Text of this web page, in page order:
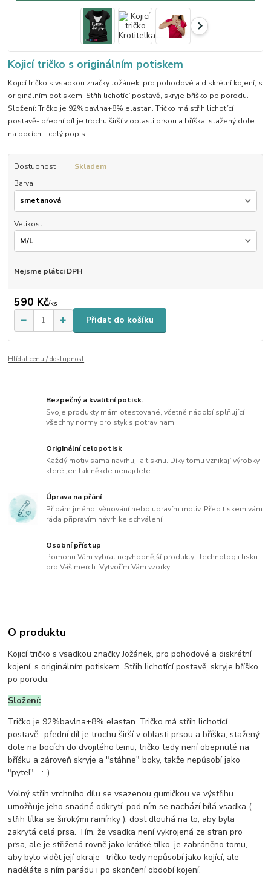
Kojicí tričko s originálním potiskem
Kojicí tričko s vsadkou značky Jožánek, pro pohodové a diskrétní kojení, s
originálním potiskem. Střih lichotící postavě, skryje bříško po porodu.
Složení: Tričko je 92%bavlna+8% elastan. Tričko má střih lichotící
postavě- přední díl je trochu širší v oblasti prsou a bříška, stažený dole
na bocích... celý popis
Dostupnost
Skladem
Barva
Velikost
Nejsme plátci DPH
590 Kč/ks
Přidat do košíku
Hlídat cenu / dostupnost
Bezpečný a kvalitní potisk.
Svoje produkty mám otestované, včetně nádobí splňující
všechny normy pro styk s potravinami
Originální celopotisk
Každý motiv sama navrhuji a tisknu. Díky tomu vznikají výrobky,
které jen tak někde nenajdete.
Úprava na přání
Přidám jméno, věnování nebo upravím motiv. Před tiskem vám
ráda připravím návrh ke schválení.
Osobní přístup
Pomohu Vám vybrat nejvhodnější produkty i technologii tisku
pro Váš merch. Vytvořím Vám vzorky.
O produktu
Kojicí tričko s vsadkou značky Jožánek, pro pohodové a diskrétní
kojení, s originálním potiskem. Střih lichotící postavě, skryje bříško
po porodu.
Složení:
Tričko je 92%bavlna+8% elastan. Tričko má střih lichotící
postavě- přední díl je trochu širší v oblasti prsou a bříška, stažený
dole na bocích do dvojitého lemu, tričko tedy není obepnuté na
bříšku a zároveň skryje a "stáhne" boky, takže nepůsobí jako
"pytel"... :-)
Volný střih vrchního dílu se vsazenou gumičkou ve výstřihu
umožňuje jeho snadné odkrytí, pod ním se nachází bílá vsadka (
střih tílka se širokými ramínky ), dost dlouhá na to, aby byla
zakrytá celá prsa. Tím, že vsadka není vykrojená ze stran pro
prsa, ale je střižená rovně jako krátké tílko, je zabráněno tomu,
aby bylo vidět její okraje- tričko tedy nepůsobí jako kojící, ale
naděláte s ním parádu i po skončení období kojení.